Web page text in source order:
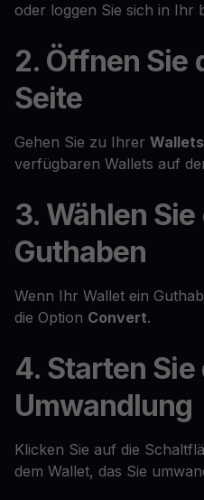
oder loggen Sie sich in Ihr
2. Öffnen Sie
Seite
Gehen Sie zu Ihrer Wallets
verfügbaren Wallets auf
3. Wählen
Guthaben
Wenn Ihr Wallet ein
die Option Convert.
4. Starten Sie
Umwandlung
Klicken Sie auf die
dem Wallet, das Sie